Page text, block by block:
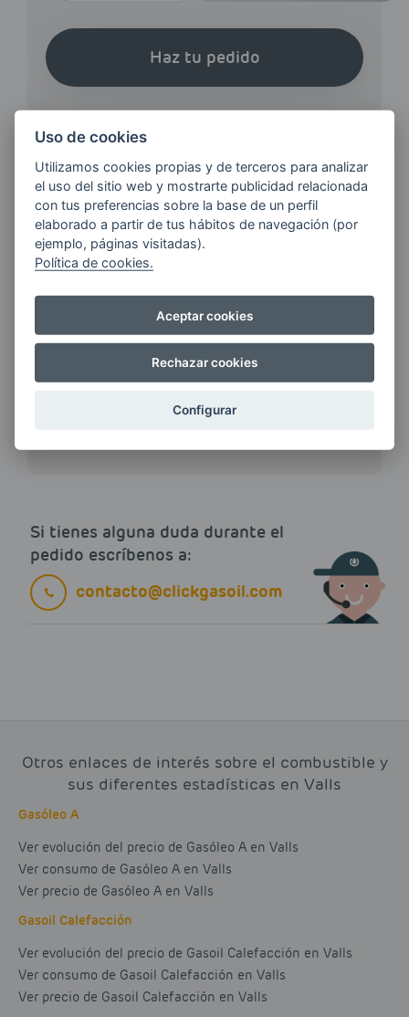
Haz tu pedido
¿QUIERES ESTAR AL DÍA DE
LAS
ÚLTIMAS NOVEDADES?
ENERGIAS por cualquier medio, incluido
Si tienes alguna duda durante el
pedido escríbenos a:
contacto@clickgasoil.com
Otros enlaces de interés sobre el combustible y
sus diferentes estadísticas en Valls
Gasóleo A
Ver evolución del precio de Gasóleo A en Valls
Ver consumo de Gasóleo A en Valls
Ver precio de Gasóleo A en Valls
Gasoil Calefacción
Ver evolución del precio de Gasoil Calefacción en Valls
Ver consumo de Gasoil Calefacción en Valls
Ver precio de Gasoil Calefacción en Valls
Uso de cookies
Utilizamos cookies propias y de terceros para analizar
el uso del sitio web y mostrarte publicidad relacionada
con tus preferencias sobre la base de un perfil
elaborado a partir de tus hábitos de navegación (por
ejemplo, páginas visitadas).
Política de cookies.
Aceptar cookies
Rechazar cookies
Configurar